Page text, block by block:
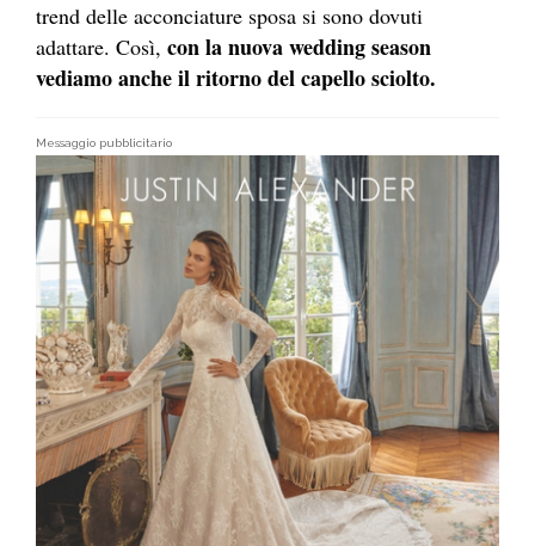
trend delle acconciature sposa si sono dovuti
adattare. Così, con la nuova wedding season
vediamo anche il ritorno del capello sciolto.
Messaggio pubblicitario